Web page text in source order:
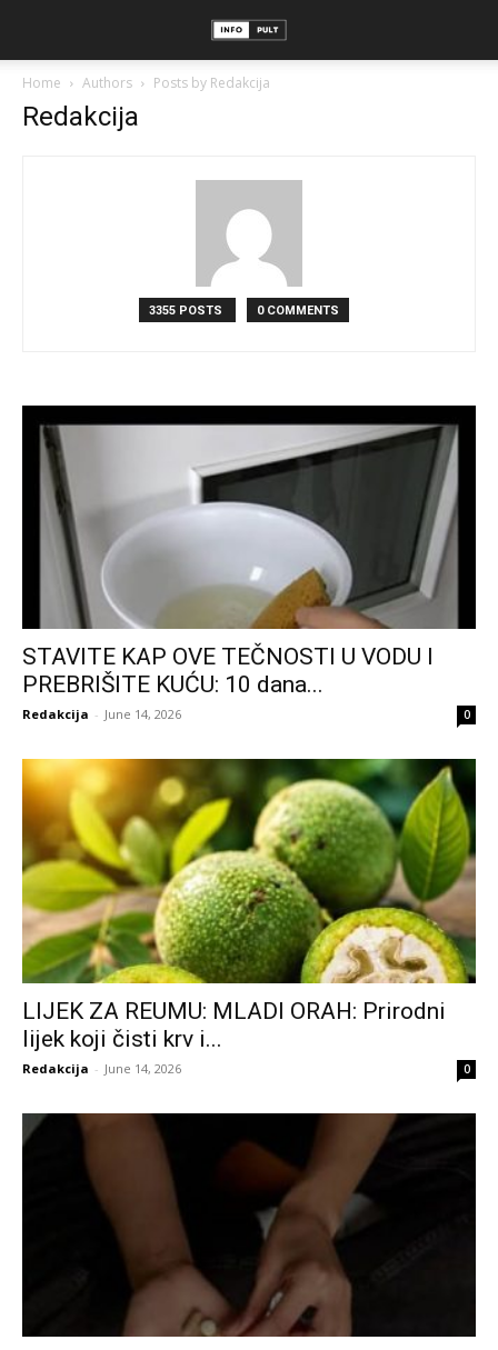
Home Authors Posts by Redakcija
Redakcija
3355 POSTS 0 COMMENTS
STAVITE KAP OVE TEČNOSTI U VODU I
PREBRIŠITE KUĆU: 10 dana...
Redakcija - June 14, 2026 0
LIJEK ZA REUMU: MLADI ORAH: Prirodni
lijek koji čisti krv i...
Redakcija - June 14, 2026 0